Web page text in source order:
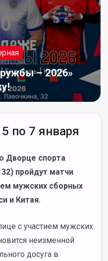
– 2026»
по 7 января
Дворце спорта
пройдут матчи
мужских сборных
и Китая.
с участием мужских
неизменной
досуга в